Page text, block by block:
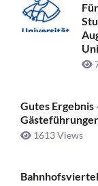
Gutes
1613 Views